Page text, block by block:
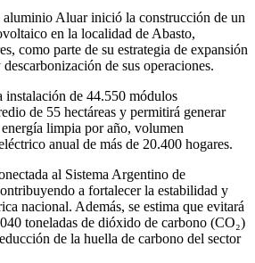
aluminio Aluar inició la construcción de un
en la localidad de Abasto,
como parte de su estrategia de expansión
de sus operaciones.
de 44.550 módulos
de 55 hectáreas y permitirá generar
limpia por año, volumen
anual de más de 20.400 hogares.
al Sistema Argentino de
a fortalecer la estabilidad y
nacional. Además, se estima que evitará
toneladas de dióxido de carbono (CO₂)
de la huella de carbono del sector